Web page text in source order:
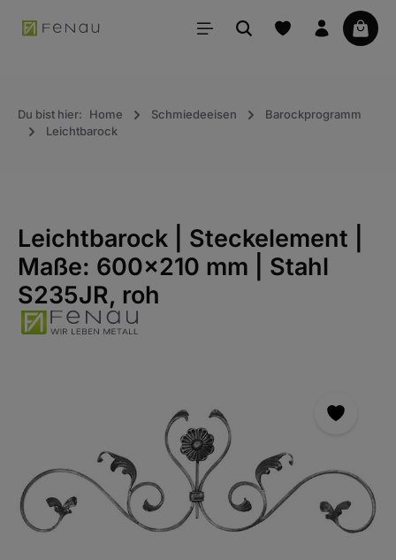
springen
Du bist hier: Home Schmiedeeisen
Barockprogramm
Leichtbarock
Leichtbarock | Steckelement |
Maße: 600x210 mm | Stahl
S235JR, roh